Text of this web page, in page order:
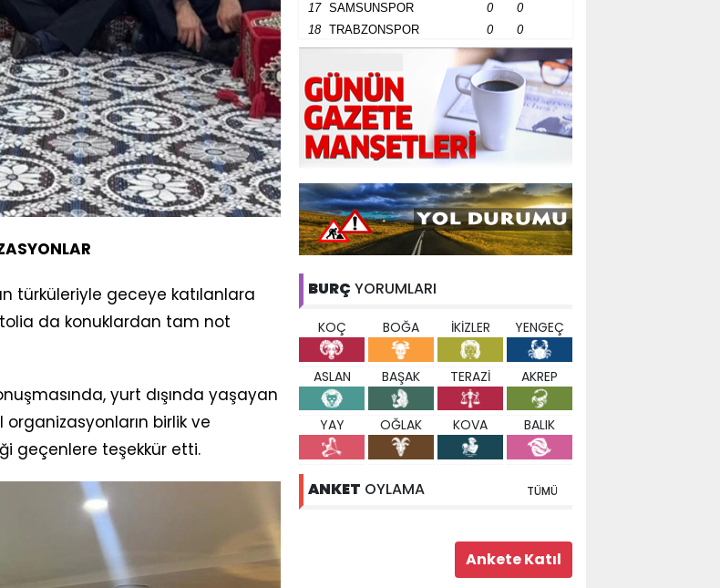
türküleriyle geceye katılanlara
da konuklardan tam not
yurt dışında yaşayan
birlik ve
geçenlere teşekkür etti.
17
SAMSUNSPOR 0
0
18
TRABZONSPOR 0 0
BURÇ YORUMLARI
KOÇ BOĞA İKİZLER YENGEÇ
ASLAN BAŞAK TERAZİ AKREP
YAY OĞLAK KOVA BALIK
ANKET OYLAMA TÜMÜ